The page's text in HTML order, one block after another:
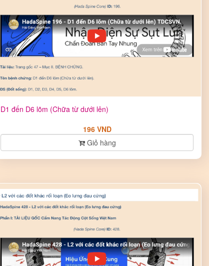
D1 đến D6 lõm (Chữa từ dưới lên)
196 VND
Giỏ hàng